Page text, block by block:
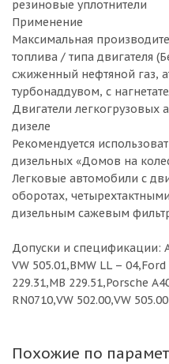
резиновые уплотнители
Применение
Максимальная
топлива / типа двигателя
сжиженный нефтяной газ,
турбонаддувом, с
Двигатели легкогрузовых
дизеле
Рекомендуется
дизельных «Домов на
Легковые автомобили с
оборотах,
дизельным сажевым
Допуски и спецификации:
VW 505.01,BMW LL –
229.31,MB 229.51,Porsche
RN0710,VW 502.00,VW 505.00
Похожие по